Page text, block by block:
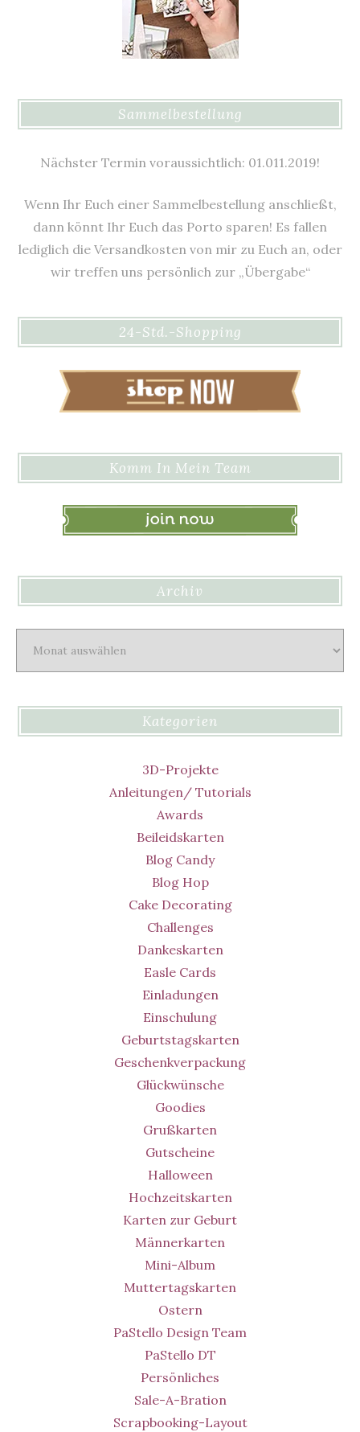
Sammelbestellung
Nächster Termin voraussichtlich: 01.011.2019!
Wenn Ihr Euch einer Sammelbestellung anschließt,
dann könnt Ihr Euch das Porto sparen! Es fallen
lediglich die Versandkosten von mir zu Euch an, oder
wir treffen uns persönlich zur „Übergabe“
24-Std.-Shopping
Komm In Mein Team
Archiv
Kategorien
3D-Projekte
Anleitungen/ Tutorials
Awards
Beileidskarten
Blog Candy
Blog Hop
Cake Decorating
Challenges
Dankeskarten
Easle Cards
Einladungen
Einschulung
Geburtstagskarten
Geschenkverpackung
Glückwünsche
Goodies
Grußkarten
Gutscheine
Halloween
Hochzeitskarten
Karten zur Geburt
Männerkarten
Mini-Album
Muttertagskarten
Ostern
PaStello Design Team
PaStello DT
Persönliches
Sale-A-Bration
Scrapbooking-Layout